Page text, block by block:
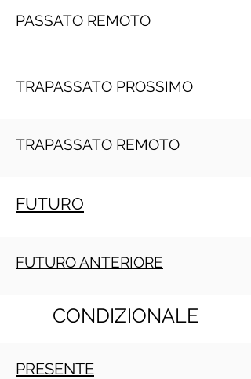
PASSATO REMOTO
TRAPASSATO PROSSIMO
TRAPASSATO REMOTO
FUTURO
FUTURO ANTERIORE
CONDIZIONALE
PRESENTE